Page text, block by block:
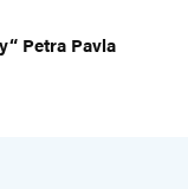
Petra Pavla